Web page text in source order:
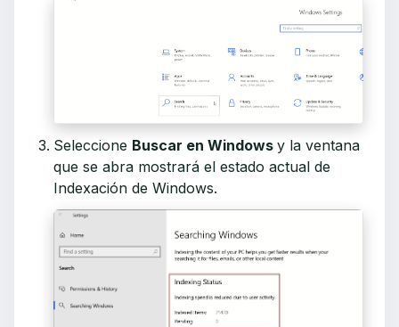
Seleccione Buscar en Windows y la ventana
que se abra mostrará el estado actual de
Indexación de Windows.